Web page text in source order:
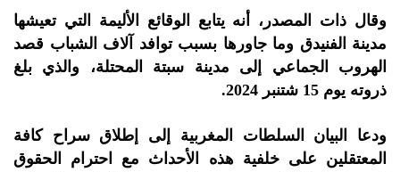
وقال ذات المصدر، أنه يتابع الوقائع الأليمة التي تعيشها
مدينة الفنيدق وما جاورها بسبب توافد آلاف الشباب قصد
الهروب الجماعي إلى مدينة سبتة المحتلة، والذي بلغ
ذروته يوم 15 شتنبر 2024.
ودعا البيان السلطات المغربية إلى إطلاق سراح كافة
المعتقلين على خلفية هذه الأحداث مع احترام الحقوق